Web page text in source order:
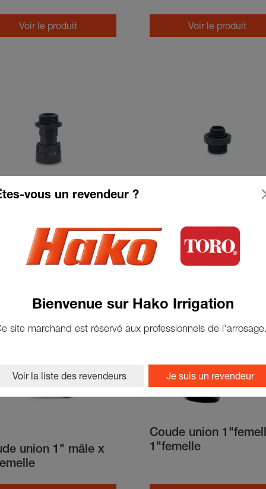
Voir le produit Voir le produit
union 1"m x
Voir le produit Voir le produit
union 1" mâle x
Coude union
1"femelle
vous un revendeur ?
Bienvenue sur Hako Irrigation
site marchand est réservé aux professionnels de l'arrosage.
Voir la liste des revendeurs Je suis un revendeur